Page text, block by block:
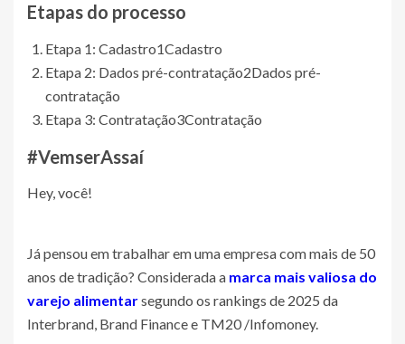
Etapas do processo
Etapa 1: Cadastro1Cadastro
Etapa 2: Dados pré-contratação2Dados pré-
contratação
Etapa 3: Contratação3Contratação
#VemserAssaí
Hey, você!
Já pensou em trabalhar em uma empresa com mais de 50
anos de tradição? Considerada a marca mais valiosa do
varejo alimentarsegundo os rankings de 2025 da
Interbrand, Brand Finance e TM20 /Infomoney.